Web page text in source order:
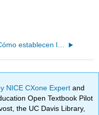
NICE CXone Expertand
Open Textbook Pilot
the UC Davis Library,